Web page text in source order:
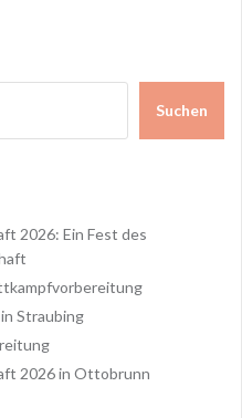
Suchen
2026: Ein Fest des
Straubing
2026 in Ottobrunn